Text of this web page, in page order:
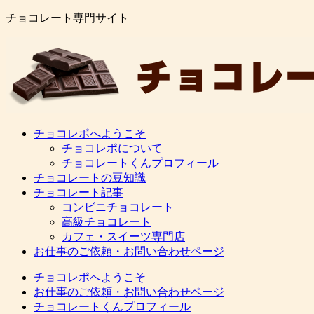
チョコレート専門サイト
チョコレポへようこそ
チョコレポについて
チョコレートくんプロフィール
チョコレートの豆知識
チョコレート記事
コンビニチョコレート
高級チョコレート
カフェ・スイーツ専門店
お仕事のご依頼・お問い合わせページ
チョコレポへようこそ
お仕事のご依頼・お問い合わせページ
チョコレートくんプロフィール